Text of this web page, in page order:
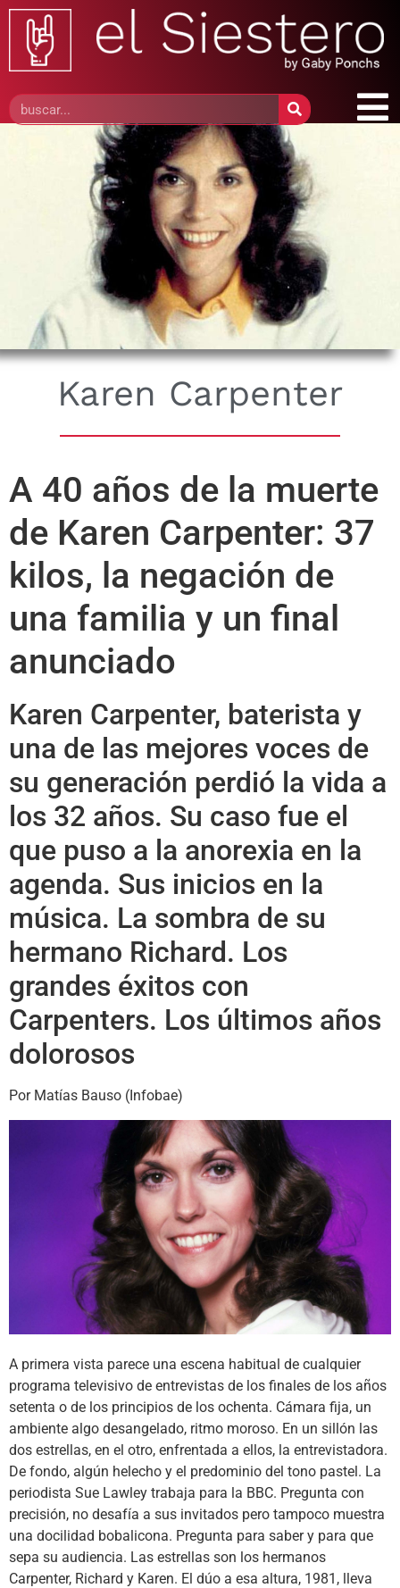
Karen Carpenter
A 40 años de la muerte
de Karen Carpenter: 37
kilos, la negación de
una familia y un final
anunciado
Karen Carpenter, baterista y
una de las mejores voces de
su generación perdió la vida a
los 32 años. Su caso fue el
que puso a la anorexia en la
agenda. Sus inicios en la
música. La sombra de su
hermano Richard. Los
grandes éxitos con
Carpenters. Los últimos años
dolorosos
Por Matías Bauso (Infobae)
A primera vista parece una escena habitual de cualquier
programa televisivo de entrevistas de los finales de los años
setenta o de los principios de los ochenta. Cámara fija, un
ambiente algo desangelado, ritmo moroso. En un sillón las
dos estrellas, en el otro, enfrentada a ellos, la entrevistadora.
De fondo, algún helecho y el predominio del tono pastel. La
periodista Sue Lawley trabaja para la BBC. Pregunta con
precisión, no desafía a sus invitados pero tampoco muestra
una docilidad bobalicona. Pregunta para saber y para que
sepa su audiencia. Las estrellas son los hermanos
Carpenter, Richard y Karen. El dúo a esa altura, 1981, lleva